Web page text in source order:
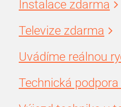
Instalace zdarma
Televize zdarma
Uvádíme reálnou
Technická